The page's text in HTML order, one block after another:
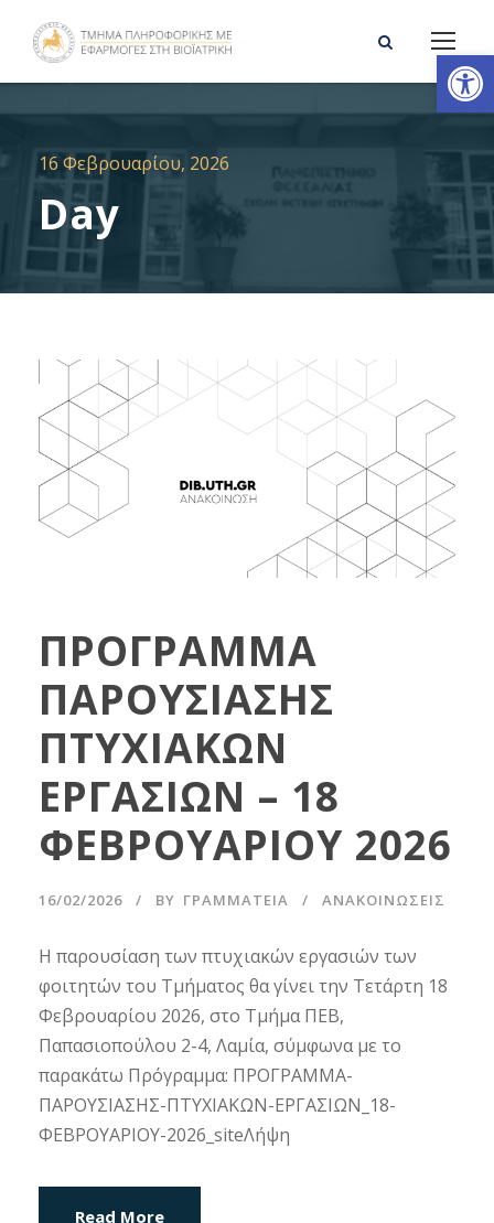
Ανοίξτε τη γραμμή εργαλείων
16 Φεβρουαρίου, 2026
Day
ΠΡΟΓΡΑΜΜΑ
ΠΑΡΟΥΣΙΑΣΗΣ
ΠΤΥΧΙΑΚΩΝ
ΕΡΓΑΣΙΩΝ – 18
ΦΕΒΡΟΥΑΡΙΟΥ 2026
16/02/2026 BY ΓΡΑΜΜΑΤΕΊΑ ΑΝΑΚΟΙΝΩΣΕΙΣ
Η παρουσίαση των πτυχιακών εργασιών των
φοιτητών του Τμήματος θα γίνει την Τετάρτη 18
Φεβρουαρίου 2026, στο Τμήμα ΠΕΒ,
Παπασιοπούλου 2-4, Λαμία, σύμφωνα με το
παρακάτω Πρόγραμμα: ΠΡΟΓΡΑΜΜΑ-
ΠΑΡΟΥΣΙΑΣΗΣ-ΠΤΥΧΙΑΚΩΝ-ΕΡΓΑΣΙΩΝ_18-
ΦΕΒΡΟΥΑΡΙΟΥ-2026_siteΛήψη
Read More